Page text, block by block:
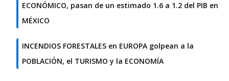
ECONÓMICO, pasan de un estimado 1.6 a 1.2 del PIB en
MÉXICO
INCENDIOS FORESTALES en EUROPA golpean a la
POBLACIÓN, el TURISMO y la ECONOMÍA